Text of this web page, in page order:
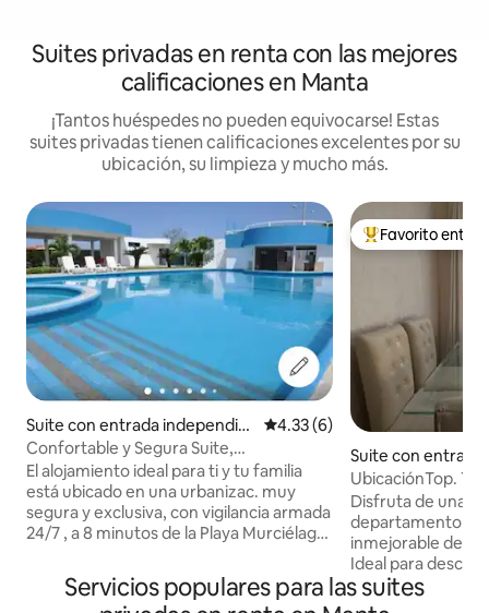
Suites privadas en renta con las mejores
calificaciones en Manta
¡Tantos huéspedes no pueden equivocarse! Estas
suites privadas tienen calificaciones excelentes por su
ubicación, su limpieza y mucho más.
Suite con entrada independie
nte en Manta
Calificación promedio: 4.33
4.33 (6)
Confortable y Segura Suite,
Urbanización Exclusiva
El alojamiento ideal para ti y tu familia
está ubicado en una urbanizac. muy
segura y exclusiva, con vigilancia armada
24/7 , a 8 minutos de la Playa Murciélago
Centro Comercial La Quadra, lugares
muy turísticos de esta hermosa ciudad.
De los mejores
Favorito entre
Suite con
e en Manta
UbicaciónTop. Tu Espacio Ideal. Una
“Jooyita”
Disfruta de una
departamento
inmejorable de la
Ideal para
pocos minutos de
restaurantes y plazas comerciales. ✨ Lo
Servicios populares para las suites